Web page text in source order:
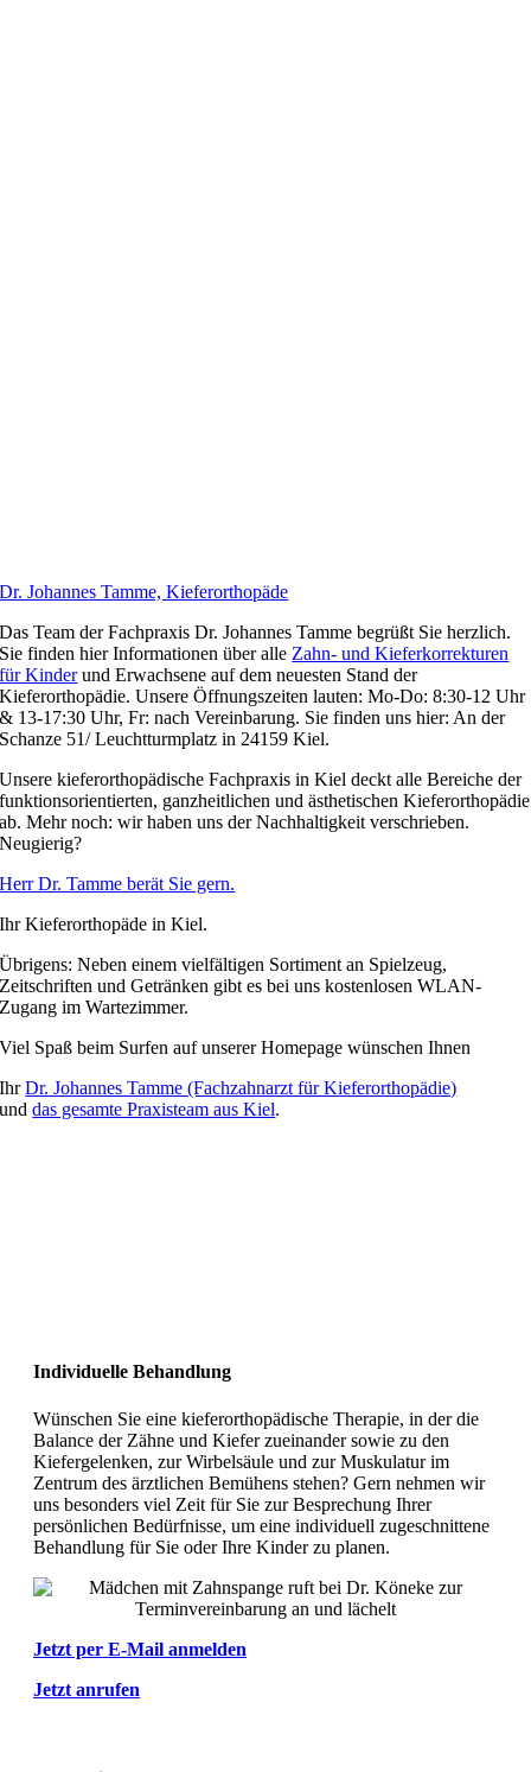
Dr. Johannes Tamme, Kieferorthopäde
Das Team der Fachpraxis Dr. Johannes Tamme begrüßt Sie herzlich.
Sie finden hier Informationen über alle Zahn- und Kieferkorrekturen
für Kinderund Erwachsene auf dem neuesten Stand der
Kieferorthopädie. Unsere Öffnungszeiten lauten: Mo-Do: 8:30-12 Uhr
& 13-17:30 Uhr, Fr: nach Vereinbarung. Sie finden uns hier: An der
Schanze 51/ Leuchtturmplatz in 24159 Kiel.
Unsere kieferorthopädische Fachpraxis in Kiel deckt alle Bereiche der
funktionsorientierten, ganzheitlichen und ästhetischen Kieferorthopädie
ab. Mehr noch: wir haben uns der Nachhaltigkeit verschrieben.
Neugierig?
Herr Dr. Tamme berät Sie gern.
Ihr Kieferorthopäde in Kiel.
Übrigens: Neben einem vielfältigen Sortiment an Spielzeug,
Zeitschriften und Getränken gibt es bei uns kostenlosen WLAN-
Zugang im Wartezimmer.
Viel Spaß beim Surfen auf unserer Homepage wünschen Ihnen
IhrDr. Johannes Tamme (Fachzahnarzt für Kieferorthopädie)
unddas gesamte Praxisteam aus Kiel.
Individuelle Behandlung
Wünschen Sie eine kieferorthopädische Therapie, in der die
Balance der Zähne und Kiefer zueinander sowie zu den
Kiefergelenken, zur Wirbelsäule und zur Muskulatur im
Zentrum des ärztlichen Bemühens stehen? Gern nehmen wir
uns besonders viel Zeit für Sie zur Besprechung Ihrer
persönlichen Bedürfnisse, um eine individuell zugeschnittene
Behandlung für Sie oder Ihre Kinder zu planen.
Jetzt per E-Mail anmelden
Jetzt anrufen